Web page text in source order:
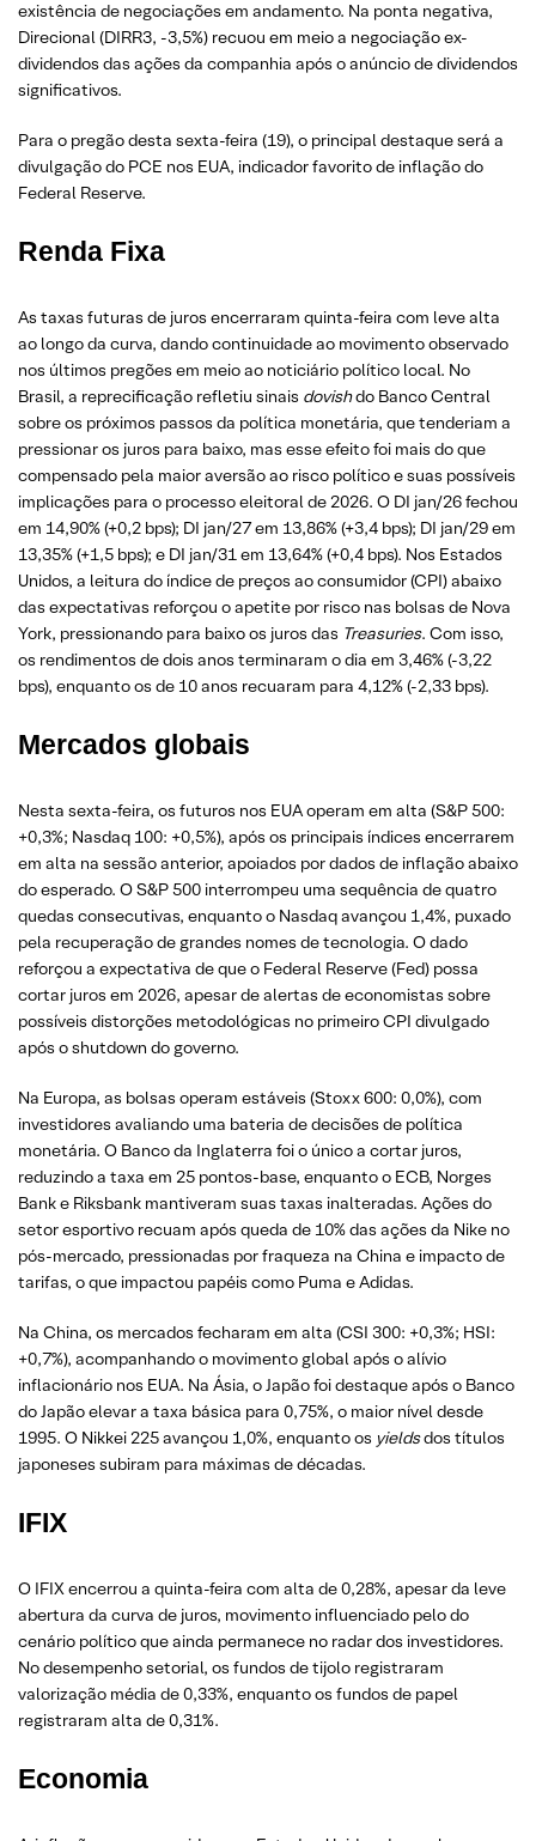
existência de negociações em andamento. Na ponta negativa,
Direcional (DIRR3, -3,5%) recuou em meio a negociação ex-
dividendos das ações da companhia após o anúncio de dividendos
significativos.
Para o pregão desta sexta-feira (19), o principal destaque será a
divulgação do PCE nos EUA, indicador favorito de inflação do
Federal Reserve.
Renda Fixa
As taxas futuras de juros encerraram quinta-feira com leve alta
ao longo da curva, dando continuidade ao movimento observado
nos últimos pregões em meio ao noticiário político local. No
Brasil, a reprecificação refletiu sinais dovishdo Banco Central
sobre os próximos passos da política monetária, que tenderiam a
pressionar os juros para baixo, mas esse efeito foi mais do que
compensado pela maior aversão ao risco político e suas possíveis
implicações para o processo eleitoral de 2026. O DI jan/26 fechou
em 14,90% (+0,2 bps); DI jan/27 em 13,86% (+3,4 bps); DI jan/29 em
13,35% (+1,5 bps); e DI jan/31 em 13,64% (+0,4 bps). Nos Estados
Unidos, a leitura do índice de preços ao consumidor (CPI) abaixo
das expectativas reforçou o apetite por risco nas bolsas de Nova
York, pressionando para baixo os juros das Treasuries. Com isso,
os rendimentos de dois anos terminaram o dia em 3,46% (-3,22
bps), enquanto os de 10 anos recuaram para 4,12% (-2,33 bps).
Mercados globais
Nesta sexta-feira, os futuros nos EUA operam em alta (S&P 500:
+0,3%; Nasdaq 100: +0,5%), após os principais índices encerrarem
em alta na sessão anterior, apoiados por dados de inflação abaixo
do esperado. O S&P 500 interrompeu uma sequência de quatro
quedas consecutivas, enquanto o Nasdaq avançou 1,4%, puxado
pela recuperação de grandes nomes de tecnologia. O dado
reforçou a expectativa de que o Federal Reserve (Fed) possa
cortar juros em 2026, apesar de alertas de economistas sobre
possíveis distorções metodológicas no primeiro CPI divulgado
após o shutdown do governo.
Na Europa, as bolsas operam estáveis (Stoxx 600: 0,0%), com
investidores avaliando uma bateria de decisões de política
monetária. O Banco da Inglaterra foi o único a cortar juros,
reduzindo a taxa em 25 pontos-base, enquanto o ECB, Norges
Bank e Riksbank mantiveram suas taxas inalteradas. Ações do
setor esportivo recuam após queda de 10% das ações da Nike no
pós-mercado, pressionadas por fraqueza na China e impacto de
tarifas, o que impactou papéis como Puma e Adidas.
Na China, os mercados fecharam em alta (CSI 300: +0,3%; HSI:
+0,7%), acompanhando o movimento global após o alívio
inflacionário nos EUA. Na Ásia, o Japão foi destaque após o Banco
do Japão elevar a taxa básica para 0,75%, o maior nível desde
1995. O Nikkei 225 avançou 1,0%, enquanto os yieldsdos títulos
japoneses subiram para máximas de décadas.
IFIX
O IFIX encerrou a quinta-feira com alta de 0,28%, apesar da leve
abertura da curva de juros, movimento influenciado pelo do
cenário político que ainda permanece no radar dos investidores.
No desempenho setorial, os fundos de tijolo registraram
valorização média de 0,33%, enquanto os fundos de papel
registraram alta de 0,31%.
Economia